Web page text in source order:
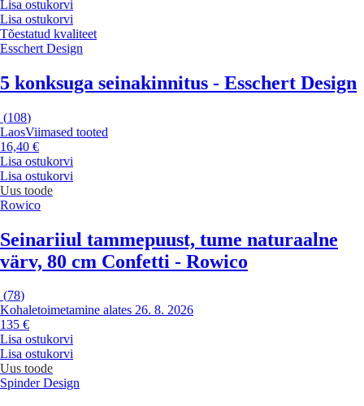
Lisa ostukorvi
Lisa ostukorvi
Tõestatud kvaliteet
Esschert Design
5 konksuga seinakinnitus - Esschert Design
(108)
LaosViimased tooted
16,40 €
Lisa ostukorvi
Lisa ostukorvi
Uus toode
Rowico
Seinariiul tammepuust, tume naturaalne
värv, 80 cm Confetti - Rowico
(78)
Kohaletoimetamine alates 26. 8. 2026
135 €
Lisa ostukorvi
Lisa ostukorvi
Uus toode
Spinder Design